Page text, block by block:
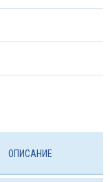
ОПИСАНИЕ